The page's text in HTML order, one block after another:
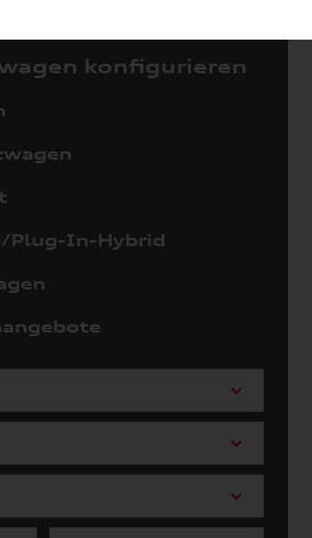
konfigurieren
Plug-In-Hybrid